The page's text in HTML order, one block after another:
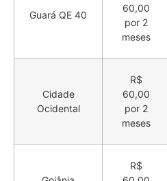
Guará QE 40
60,00
por 2
meses
Cidade
Ocidental
R$
60,00
por 2
meses
R$